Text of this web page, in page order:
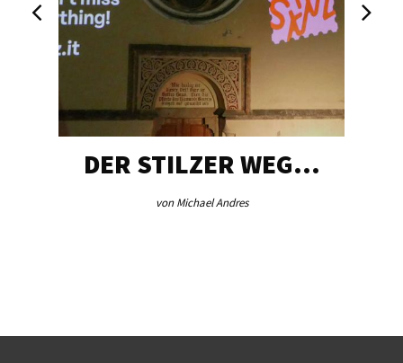
DER STILZER WEG…
von Michael Andres